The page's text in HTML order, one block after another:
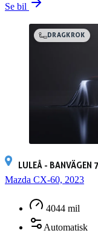
Se bil
DRAGKROK
LULEÅ - BANVÄGEN
Mazda CX-60, 2023
4044 mil
Automatisk